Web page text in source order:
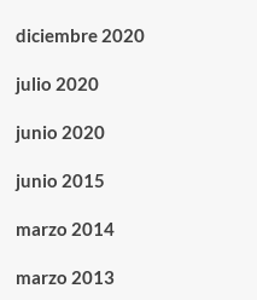
diciembre 2020
julio 2020
junio 2020
junio 2015
marzo 2014
marzo 2013